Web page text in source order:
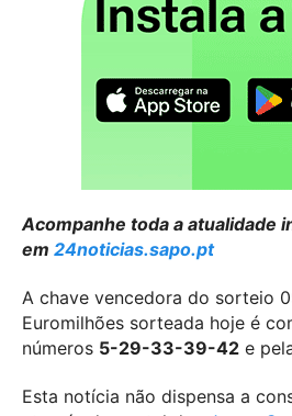
Acompanhe toda a atualidade
em 24noticias.sapo.pt
A chave vencedora do sorteio
Euromilhões sorteada hoje é
números 5-29-33-39-42 e
Esta notícia não dispensa a